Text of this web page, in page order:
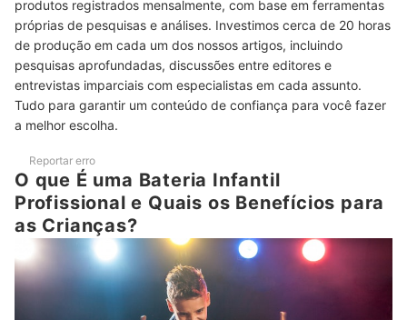
Top 10 Melhores Baterias Infantis Profissionais
Perguntas Frequentes sobre Bateria Infantil Profissional
Qual a Idade Mínima para Começar numa Bateria Infantil
Profissional?
Iniciantes?
Como Saber se a Bateria Infantil É de Qualidade e Segura?
Vale a Pena Investir em uma Bateria Infantil Cara ou uma
Intermediária É Suficiente?
Confira Outros Itens de Música e Entretenimento para Crianças
produtos registrados mensalmente, com base em ferramentas
próprias de pesquisas e análises. Investimos cerca de 20 horas
de produção em cada um dos nossos artigos, incluindo
pesquisas aprofundadas, discussões entre editores e
entrevistas imparciais com especialistas em cada assunto.
Tudo para garantir um conteúdo de confiança para você fazer
a melhor escolha.
Reportar erro
O que É uma Bateria Infantil
Profissional e Quais os Benefícios para
as Crianças?